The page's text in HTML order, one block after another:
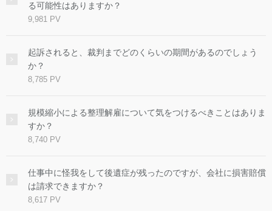
る可能性はありますか？
9,981 PV
起訴されると、裁判までどのくらいの期間があるのでしょう
か？
8,785 PV
規模縮小による整理解雇について気をつけるべきことはありま
すか？
8,740 PV
仕事中に怪我をして後遺症が残ったのですが、会社に損害賠償
は請求できますか？
8,617 PV